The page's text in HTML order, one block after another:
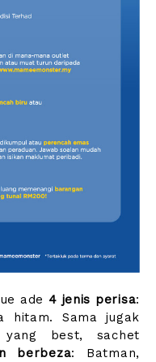
ade 4 jenis perisa:
hitam. Sama jugak
best, sachet
berbeza: Batman,